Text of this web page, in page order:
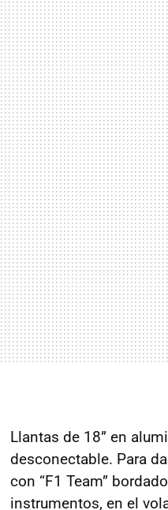
Llantas de 18” en
desconectable. Para
con “F1 Team”
instrumentos, en el